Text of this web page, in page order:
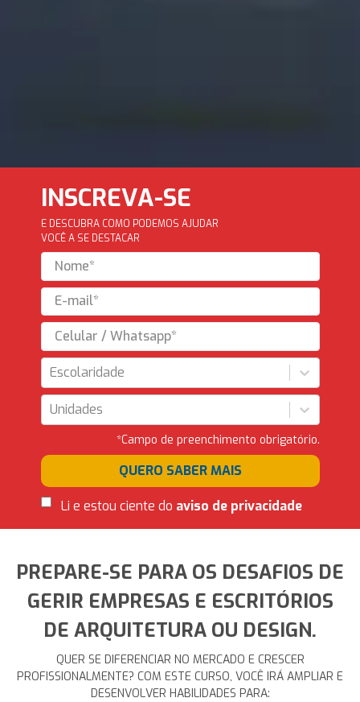
INSCREVA-SE
E DESCUBRA COMO PODEMOS AJUDAR
VOCÊ A SE DESTACAR
Escolaridade
Unidades
*Campo de preenchimento obrigatório.
QUERO SABER MAIS
Li e estou ciente do aviso de privacidade
PREPARE-SE PARA OS DESAFIOS DE
GERIR EMPRESAS E ESCRITÓRIOS
DE ARQUITETURA OU DESIGN.
QUER SE DIFERENCIAR NO MERCADO E CRESCER
PROFISSIONALMENTE? COM ESTE CURSO, VOCÊ IRÁ AMPLIAR E
DESENVOLVER HABILIDADES PARA: